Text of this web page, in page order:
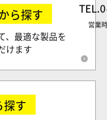
TEL.
営業
ら探す
、最適な製品を
けます
探す